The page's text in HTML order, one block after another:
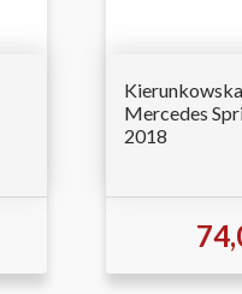
Mercedes
2018